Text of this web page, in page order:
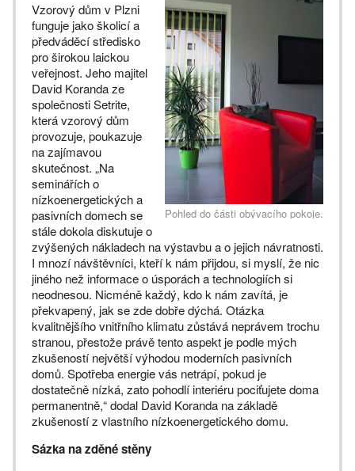
Pohled do části obývacího pokoje.
Vzorový dům v Plzni
funguje jako školicí a
předváděcí středisko
pro širokou laickou
veřejnost. Jeho majitel
David Koranda ze
společnosti Setrite,
která vzorový dům
provozuje, poukazuje
na zajímavou
skutečnost. „Na
seminářích o
nízkoenergetických a
pasivních domech se
stále dokola diskutuje o
zvýšených nákladech na výstavbu a o jejich návratnosti.
I mnozí návštěvníci, kteří k nám přijdou, si myslí, že nic
jiného než informace o úsporách a technologiích si
neodnesou. Nicméně každý, kdo k nám zavítá, je
překvapený, jak se zde dobře dýchá. Otázka
kvalitnějšího vnitřního klimatu zůstává neprávem trochu
stranou, přestože právě tento aspekt je podle mých
zkušeností největší výhodou moderních pasivních
domů. Spotřeba energie vás netrápí, pokud je
dostatečně nízká, zato pohodlí interiéru pociťujete doma
permanentně,“ dodal David Koranda na základě
zkušeností z vlastního nízkoenergetického domu.
Sázka na zděné stěny